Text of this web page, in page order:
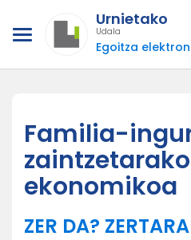
Urnietako
Udala
Egoitza
Familia-
ekonomikoa
ZER DA?